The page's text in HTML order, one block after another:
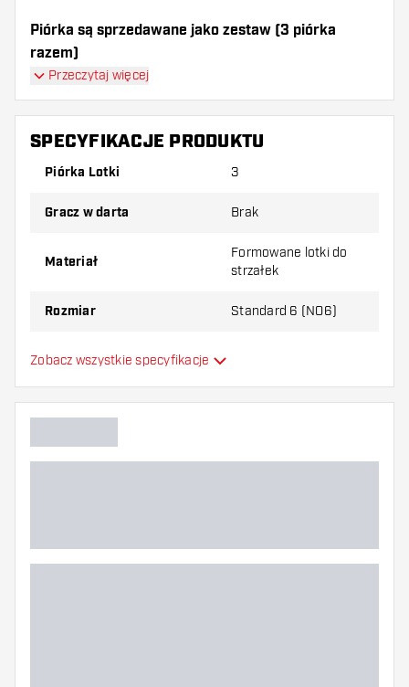
Piórka są sprzedawane jako zestaw (3 piórka
razem)
Piórka Cosmo Darts - Fit AIR Dark Black Shape mają
długą żywotność. Te piórka mogą być używane tylko
z shafty Cosmo Fit.
Dartshopper tip!
Upewnij się, że masz pod ręką dużo piórek i
złamane w wyniku użytkowania.
piórek, aby dowiedzieć się, który wariant
Przeczytaj więcej
SPECYFIKACJE PRODUKTU
Piórka Lotki 3
Gracz w darta Brak
Materiał
Formowane lotki do
strzałek
Rozmiar Standard 6 (NO6)
Typ
Główny kolor
Zobacz wszystkie specyfikacje